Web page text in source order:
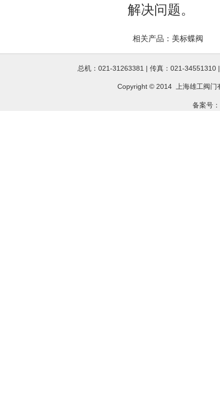
解决问题。
相关产品： 美标蝶阀
总机：021-31263381 | 传真：021-
Copyright © 2014 上海雄工阀门
备案号